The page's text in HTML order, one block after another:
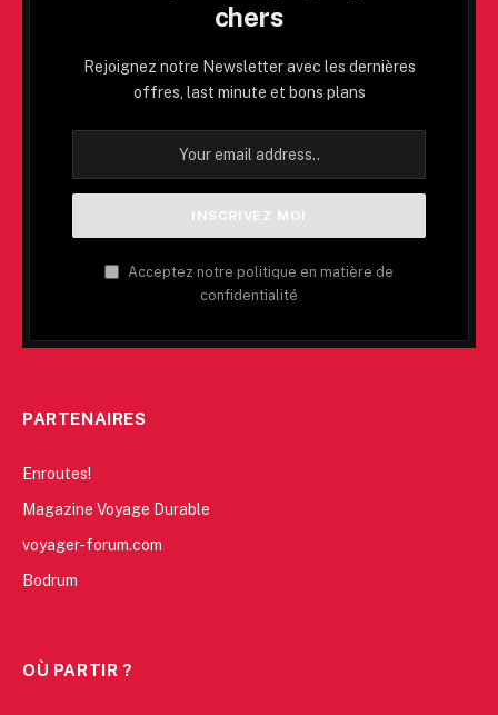
chers
Rejoignez notre Newsletter avec les dernières
offres, last minute et bons plans
Acceptez notre politique en matière de
confidentialité
PARTENAIRES
Enroutes!
Magazine Voyage Durable
voyager-forum.com
Bodrum
OÙ PARTIR ?